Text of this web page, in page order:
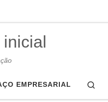
EMPRESARIAL